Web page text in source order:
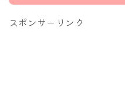
スポンサーリンク